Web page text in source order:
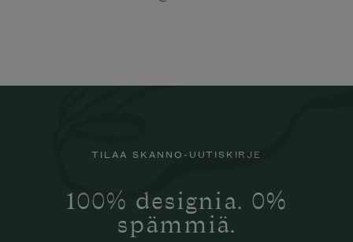
TILAA SKANNO-UUTISKIRJE
100% designia. 0%
spämmiä.